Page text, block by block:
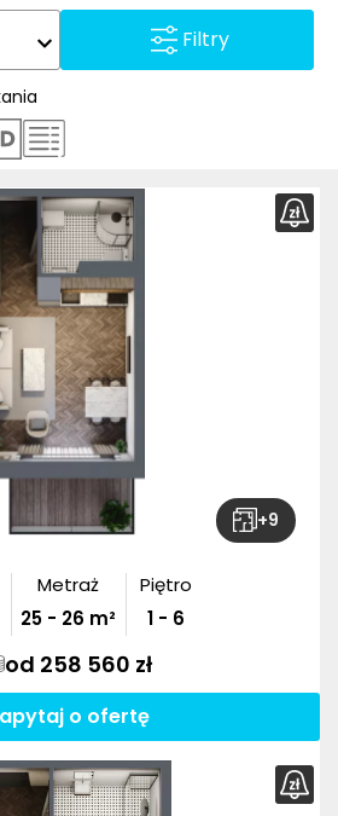
Filtry
+9
Metraż
25- 26 m²
Piętro
1 - 6
od 258 560 zł
o ofertę